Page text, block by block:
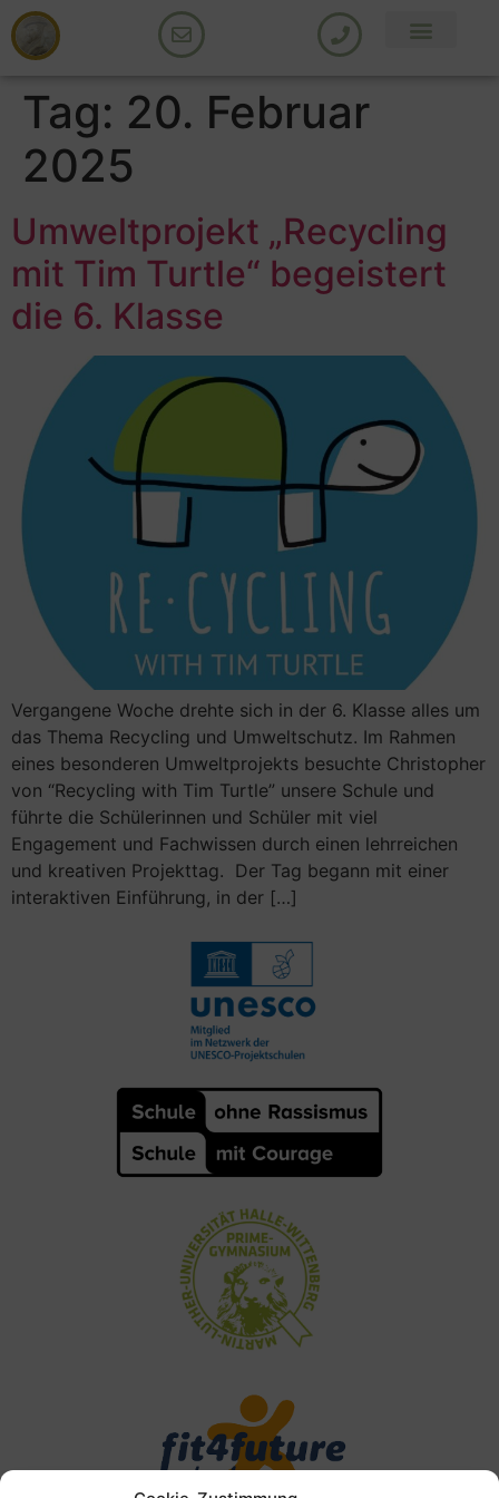
Tag: 20. Februar
2025
Umweltprojekt „Recycling
mit Tim Turtle“ begeistert
die 6. Klasse
Vergangene Woche drehte sich in der 6. Klasse alles um
das Thema Recycling und Umweltschutz. Im Rahmen
eines besonderen Umweltprojekts besuchte Christopher
von “Recycling with Tim Turtle” unsere Schule und
führte die Schülerinnen und Schüler mit viel
Engagement und Fachwissen durch einen lehrreichen
und kreativen Projekttag. Der Tag begann mit einer
interaktiven Einführung, in der […]